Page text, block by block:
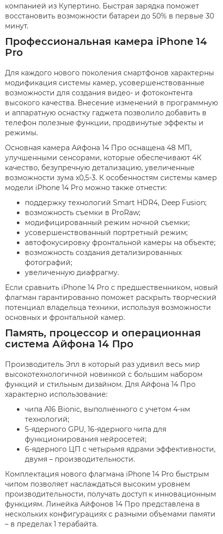
компанией из Купертино. Быстрая зарядка поможет
восстановить возможности батареи до 50% в первые 30
минут.
Профессиональная камера iPhone 14
Pro
Для каждого нового поколения смартфонов характерны
модификация системы камер, усовершенствованные
возможности для создания видео- и фотоконтента
высокого качества. Внесение изменений в программную
и аппаратную оснастку гаджета позволило добавить в
телефон полезные функции, продвинутые эффекты и
режимы.
Основная камера Айфона 14 Про оснащена 48 МП,
улучшенными сенсорами, которые обеспечивают 4К
качество, безупречную детализацию, увеличенные
возможности зума х0,5-3. К особенностям системы камер
модели iPhone 14 Pro можно также отнести:
поддержку технологий Smart HDR4, Deep Fusion;
возможность съемки в ProRaw;
модифицированный режим ночной съемки;
усовершенствованный портретный режим;
автофокусировку фронтальной камеры на объекте;
возможность создания детализированных
фотографий;
увеличенную диафрагму.
Если сравнить iPhone 14 Pro с предшественником, новый
флагман гарантированно поможет раскрыть творческий
потенциал владельца техники, используя возможности
основных и фронтальной камер.
Память, процессор и операционная
система Айфона 14 Про
Производитель Эпл в который раз удивил весь мир
высокотехнологичной новинкой с большим набором
функций и стильным дизайном. Для Айфона 14 Про
характерно использование:
чипа А16 Bionic, выполненного с учетом 4-нм
технологий;
5-ядерного GPU, 16-ядерного чипа для
функционирования нейросетей;
6-ядерного ЦП с четырьмя ядрами эффективности,
двумя – производительности.
Комплектация нового флагмана iPhone 14 Pro быстрым
чипом позволяет наслаждаться высоким уровнем
производительности, получать доступ к инновационным
функциям. Линейка Айфонов 14 Про представлена в
нескольких конфигурациях с разными объемами памяти
– в пределах 1 терабайта.